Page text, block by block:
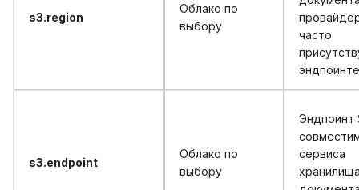
s3.region
Облако по
выбору
часто
эндпоинте
s3.endpoint
Облако по
выбору
Эндпоинт
сервиса